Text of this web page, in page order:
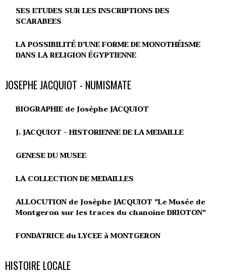
SES ETUDES SUR LES INSCRIPTIONS DES
SCARABEES
LA POSSIBILITÉ D'UNE FORME DE MONOTHÉISME
DANS LA RELIGION ÉGYPTIENNE
JOSEPHE JACQUIOT - NUMISMATE
BIOGRAPHIE de Josèphe JACQUIOT
J. JACQUIOT - HISTORIENNE DE LA MEDAILLE
GENESE DU MUSEE
LA COLLECTION DE MEDAILLES
ALLOCUTION de Josèphe JACQUIOT "Le Musée de
Montgeron sur les traces du chanoine DRIOTON"
FONDATRICE du LYCEE à MONTGERON
HISTOIRE LOCALE